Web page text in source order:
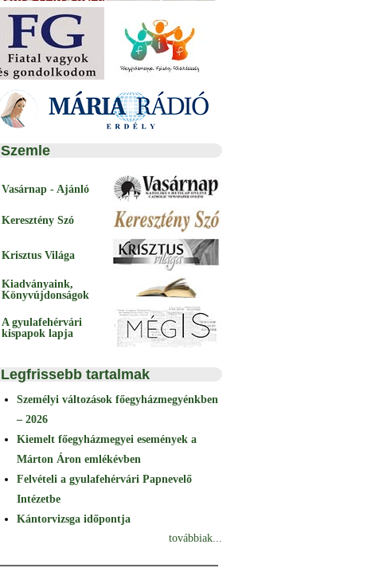
Szemle
Vasárnap - Ajánló
Keresztény Szó
Krisztus Világa
Kiadványaink,
Könyvújdonságok
A gyulafehérvári
kispapok lapja
Legfrissebb tartalmak
Személyi változások főegyházmegyénkben
– 2026
Kiemelt főegyházmegyei események a
Márton Áron emlékévben
Felvételi a gyulafehérvári Papnevelő
Intézetbe
Kántorvizsga időpontja
továbbiak...